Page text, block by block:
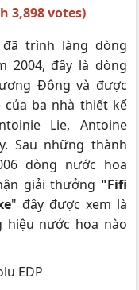
3,898 votes)
đã trình làng dòng
2004, đây là dòng
Đông và được
ba nhà thiết kế
Lie, Antoine
Sau những thành
dòng nước hoa
giải thưởng "Fifi
" đây được xem là
nước hoa nào